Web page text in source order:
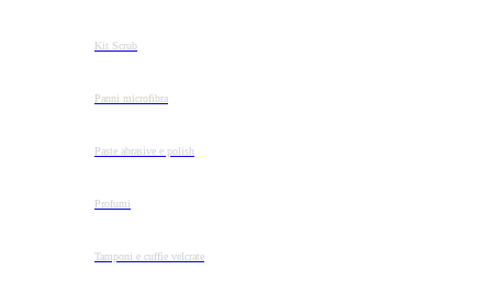
Kit Scrub
Panni microfibra
Paste abrasive e polish
Profumi
Tamponi e cuffie velcrate